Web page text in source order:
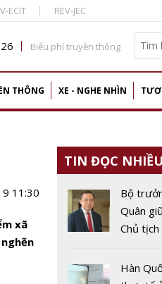
ECIT REV-JEC
Biểu phí truyền thông
THÔNG XE - NGHE NHÌN
11:30
xã
TIN ĐỌC NHIỀU
Bộ
Quân
Chủ
Việt
Hàn